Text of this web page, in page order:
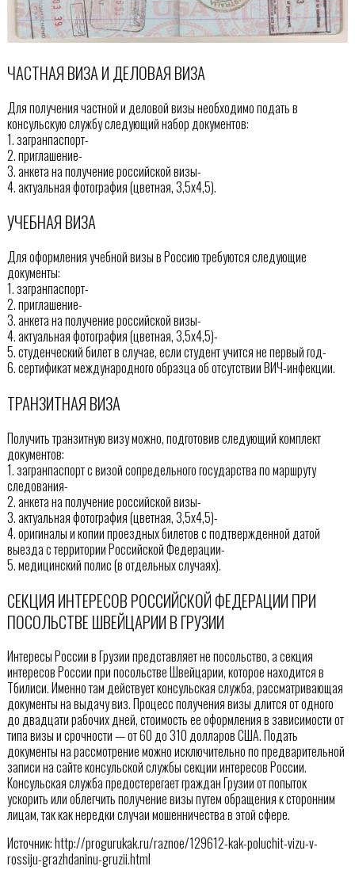
ЧАСТНАЯ ВИЗА И ДЕЛОВАЯ ВИЗА
Для получения частной и деловой визы необходимо подать в
консульскую службу следующий набор документов:
1. загранпаспорт-
2. приглашение-
3. анкета на получение российской визы-
4. актуальная фотография (цветная, 3,5х4,5).
УЧЕБНАЯ ВИЗА
Для оформления учебной визы в Россию требуются следующие
документы:
1. загранпаспорт-
2. приглашение-
3. анкета на получение российской визы-
4. актуальная фотография (цветная, 3,5х4,5)-
5. студенческий билет в случае, если студент учится не первый год-
6. сертификат международного образца об отсутствии ВИЧ-инфекции.
ТРАНЗИТНАЯ ВИЗА
Получить транзитную визу можно, подготовив следующий комплект
документов:
1. загранпаспорт с визой сопредельного государства по маршруту
следования-
2. анкета на получение российской визы-
3. актуальная фотография (цветная, 3,5х4,5)-
4. оригиналы и копии проездных билетов с подтвержденной датой
выезда с территории Российской Федерации-
5. медицинский полис (в отдельных случаях).
СЕКЦИЯ ИНТЕРЕСОВ РОССИЙСКОЙ ФЕДЕРАЦИИ ПРИ
ПОСОЛЬСТВЕ ШВЕЙЦАРИИ В ГРУЗИИ
Интересы России в Грузии представляет не посольство, а секция
интересов России при посольстве Швейцарии, которое находится в
Тбилиси. Именно там действует консульская служба, рассматривающая
документы на выдачу виз. Процесс получения визы длится от одного
до двадцати рабочих дней, стоимость ее оформления в зависимости от
типа визы и срочности — от 60 до 310 долларов США. Подать
документы на рассмотрение можно исключительно по предварительной
записи на сайте консульской службы секции интересов России.
Консульская служба предостерегает граждан Грузии от попыток
ускорить или облегчить получение визы путем обращения к сторонним
лицам, так как нередки случаи мошенничества в этой сфере.
Источник: http://progurukak.ru/raznoe/129612-kak-poluchit-vizu-v-
rossiju-grazhdaninu-gruzii.html